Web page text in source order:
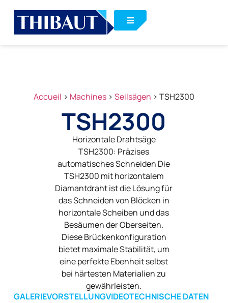
Accueil > Machines> Seilsägen > TSH2300
TSH2300
Horizontale Drahtsäge
TSH2300: Präzises
automatisches Schneiden Die
TSH2300 mit horizontalem
Diamantdraht ist die Lösung für
das Schneiden von Blöcken in
horizontale Scheiben und das
Besäumen der Oberseiten.
Diese Brückenkonfiguration
bietet maximale Stabilität, um
eine perfekte Ebenheit selbst
bei härtesten Materialien zu
gewährleisten.
GALERIEVORSTELLUNGVIDEOTECHNISCHE DATEN